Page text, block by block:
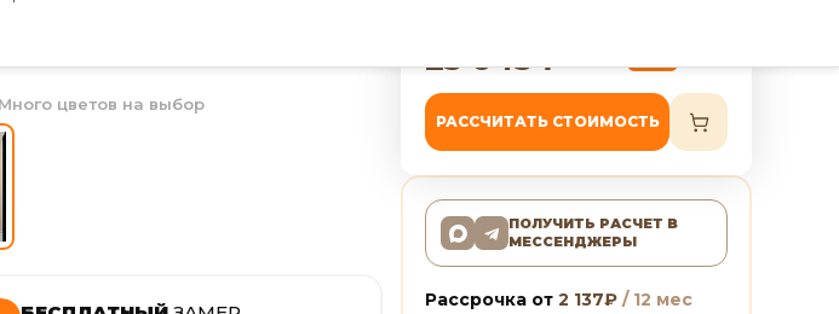
Много цветов на выбор
25 645₽
РАССЧИТАТЬ СТОИМОСТЬ
ПОЛУЧИТЬ РАСЧЕТ В
МЕССЕНДЖЕРЫ
Рассрочка от 2 137₽ / 12 мес